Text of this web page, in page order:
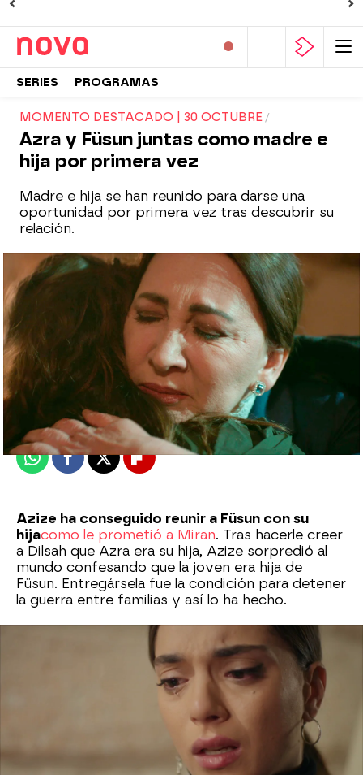
SERIES PROGRAMAS
MOMENTO DESTACADO | 30 OCTUBRE
Azra y Füsun juntas como madre e
hija por primera vez
Madre e hija se han reunido para darse una
oportunidad por primera vez tras descubrir su
relación.
Nova
Madrid
Publicado:30 de octubre de 2021, 23:03
WhatsappFacebook
X Flipboard
Azize ha conseguido reunir a Füsun con su
hijacomo le prometió a Miran. Tras hacerle creer
a Dilsah que Azra era su hija, Azize sorpredió al
mundo confesando que la joven era hija de
Füsun. Entregársela fue la condición para detener
la guerra entre familias y así lo ha hecho.
madre e hija se han juntado por primera
. Ambas llevan muchos años sin saber de la
existencia de la otra y las dudas de Azra sobre lo
que ocurrió son infinitas.
¿Qué versión le dará Füsun? Descúbrelo en el
vídeo que encabeza esta noticia.